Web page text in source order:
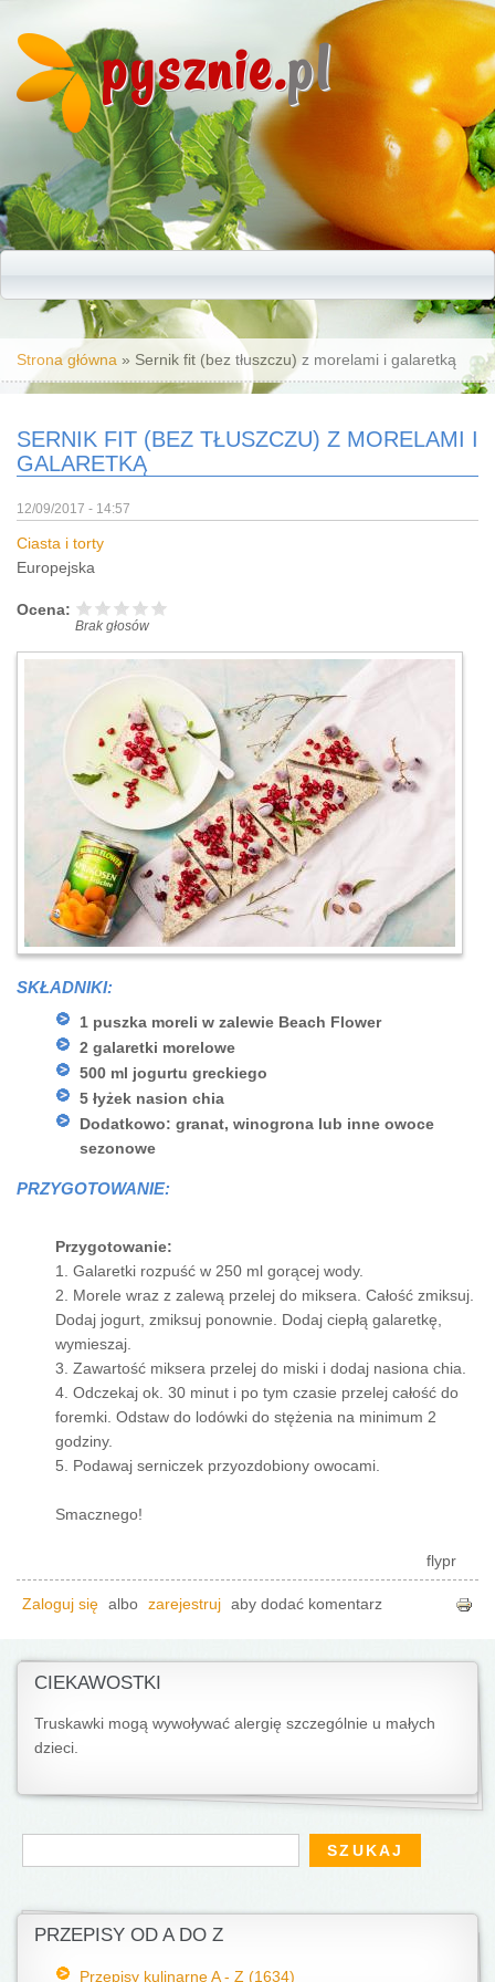
pysznie.pl
Jesteś tutaj
Strona główna » Sernik fit (bez tłuszczu) z morelami i galaretką
SERNIK FIT (BEZ TŁUSZCZU) Z MORELAMI I
GALARETKĄ
12/09/2017 - 14:57
Ciasta i torty
Europejska
Ocena:
Brak głosów
SKŁADNIKI:
1 puszka moreli w zalewie Beach Flower
2 galaretki morelowe
500 ml jogurtu greckiego
5 łyżek nasion chia
Dodatkowo: granat, winogrona lub inne owoce
sezonowe
PRZYGOTOWANIE:
Przygotowanie:
1. Galaretki rozpuść w 250 ml gorącej wody.
2. Morele wraz z zalewą przelej do miksera. Całość zmiksuj.
Dodaj jogurt, zmiksuj ponownie. Dodaj ciepłą galaretkę,
wymieszaj.
3. Zawartość miksera przelej do miski i dodaj nasiona chia.
4. Odczekaj ok. 30 minut i po tym czasie przelej całość do
foremki. Odstaw do lodówki do stężenia na minimum 2
godziny.
5. Podawaj serniczek przyozdobiony owocami.
Smacznego!
flypr
Zaloguj się albo zarejestruj aby dodać komentarz
CIEKAWOSTKI
Truskawki mogą wywoływać alergię szczególnie u małych
dzieci.
Formularz wyszukiwania
Szukaj
PRZEPISY OD A DO Z
Przepisy kulinarne A - Z (1634)